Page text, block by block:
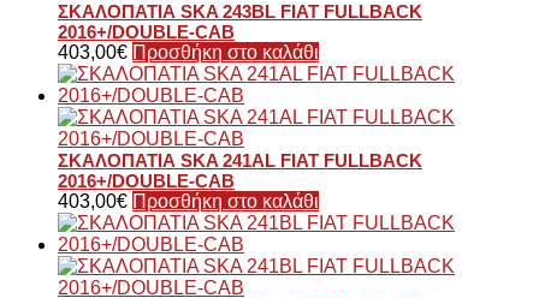
ΣΚΑΛΟΠΑΤΙΑ SKA 243BL FIAT FULLBACK
2016+/DOUBLE-CAB
403,00€ Προσθήκη στο καλάθι
ΣΚΑΛΟΠΑΤΙΑ SKA 241AL FIAT FULLBACK
2016+/DOUBLE-CAB
403,00€ Προσθήκη στο καλάθι